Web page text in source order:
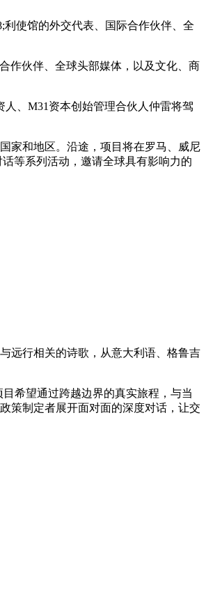
使馆的外交代表、国际合作伙伴、全
作伙伴、全球头部媒体，以及⽂化、商
、M31资本创始管理合伙⼈仲雷将驾
家和地区。沿途，项⽬将在罗⻢、威尼
等系列活动，邀请全球具有影响⼒的
远⾏相关的诗歌，从意⼤利语、格鲁吉
希望通过跨越边界的真实旅程，与当
策制定者展开⾯对⾯的深度对话，让交